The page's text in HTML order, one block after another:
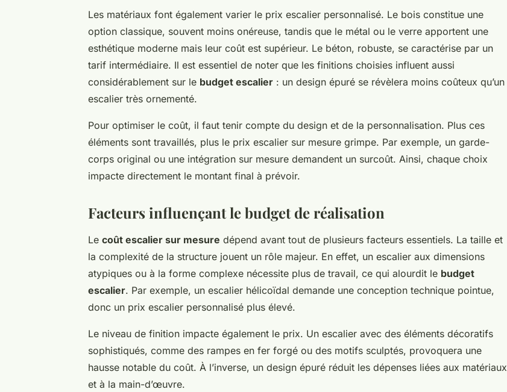
Les matériaux font également varier le prix escalier personnalisé. Le bois constitue une
option classique, souvent moins onéreuse, tandis que le métal ou le verre apportent une
esthétique moderne mais leur coût est supérieur. Le béton, robuste, se caractérise par un
tarif intermédiaire. Il est essentiel de noter que les finitions choisies influent aussi
considérablement sur le budget escalier : un design épuré se révèlera moins coûteux qu’un
escalier très ornementé.
Pour optimiser le coût, il faut tenir compte du design et de la personnalisation. Plus ces
éléments sont travaillés, plus le prix escalier sur mesure grimpe. Par exemple, un garde-
corps original ou une intégration sur mesure demandent un surcoût. Ainsi, chaque choix
impacte directement le montant final à prévoir.
Facteurs influençant le budget de réalisation
Le coût escalier sur mesure dépend avant tout de plusieurs facteurs essentiels. La taille et
la complexité de la structure jouent un rôle majeur. En effet, un escalier aux dimensions
atypiques ou à la forme complexe nécessite plus de travail, ce qui alourdit le budget
escalier. Par exemple, un escalier hélicoïdal demande une conception technique pointue,
donc un prix escalier personnalisé plus élevé.
Le niveau de finition impacte également le prix. Un escalier avec des éléments décoratifs
sophistiqués, comme des rampes en fer forgé ou des motifs sculptés, provoquera une
hausse notable du coût. À l’inverse, un design épuré réduit les dépenses liées aux matériaux
et à la main-d’œuvre.